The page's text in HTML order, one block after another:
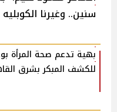
سنين.. وغيرنا
بهية تدعم صحة المرأة
للكشف المبكر بشرق